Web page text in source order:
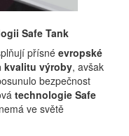
Safe Tank
přísnéevropské
kvalitu výroby, avšak
bezpečnost
technologie Safe
ve světě